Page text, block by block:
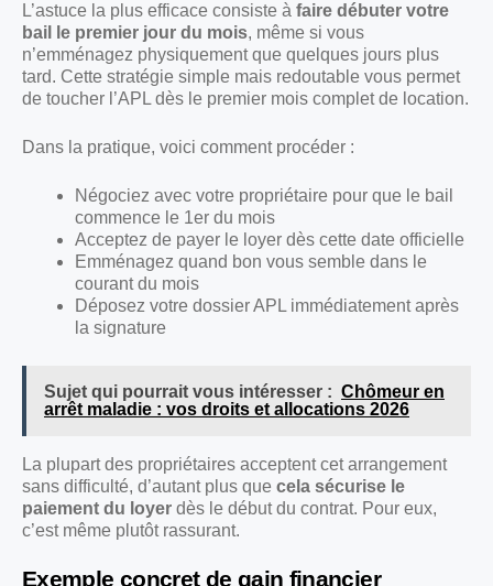
L’astuce la plus efficace consiste à faire débuter votre
bail le premier jour du mois, même si vous
n’emménagez physiquement que quelques jours plus
tard. Cette stratégie simple mais redoutable vous permet
de toucher l’APL dès le premier mois complet de location.
Dans la pratique, voici comment procéder :
Négociez avec votre propriétaire pour que le bail
commence le 1er du mois
Acceptez de payer le loyer dès cette date officielle
Emménagez quand bon vous semble dans le
courant du mois
Déposez votre dossier APL immédiatement après
la signature
Sujet qui pourrait vous intéresser : Chômeur en
arrêt maladie : vos droits et allocations 2026
La plupart des propriétaires acceptent cet arrangement
sans difficulté, d’autant plus que cela sécurise le
paiement du loyer dès le début du contrat. Pour eux,
c’est même plutôt rassurant.
Exemple concret de gain financier